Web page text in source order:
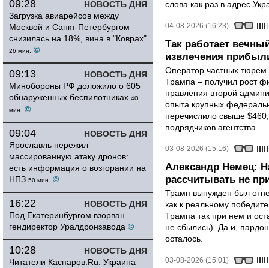
НОВОСТЬ ДНЯ
09:28
Загрузка авиарейсов между
Москвой и Санкт-Петербургом
снизилась на 18%, вина в "Коврах"
26 мин. ©
НОВОСТЬ ДНЯ
09:13
Минобороны РФ доложило о 605
обнаруженных беспилотниках 40
мин.
©
НОВОСТЬ ДНЯ
09:04
Ярославль пережил
массированную атаку дронов:
есть информация о возгорании на
НПЗ 50 мин. ©
НОВОСТЬ ДНЯ
16:22
Под Екатеринбургом взорван
гендиректор Уралдронзавода ©
НОВОСТЬ ДНЯ
10:28
Читатели Каспаров.Ru: Украина
слова как раз в адрес
04-08-2026 (16:23)
Так работает
извлечения
Оператор частных тюрем
Трампа – получил рост
правления второй
опыта крупных
перечислило свыше
подрядчиков агентства.
03-08-2026 (15:16)
Александр Немец:
рассчитывать не
Трамп вынужден был
как к реальному
Трампа так при нем и
не сбылись). Да и,
осталось.
03-08-2026 (15:01)